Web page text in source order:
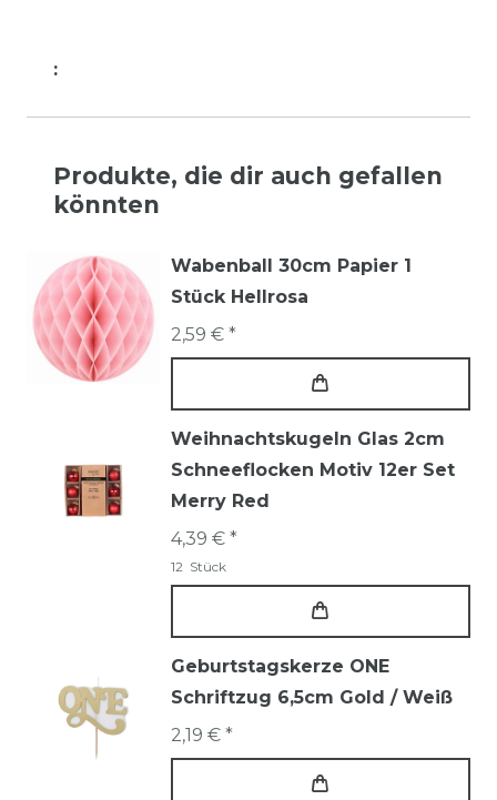
:
Produkte, die dir auch gefallen
könnten
Wabenball 30cm Papier 1
Stück Hellrosa
2,59 € *
Weihnachtskugeln Glas 2cm
Schneeflocken Motiv 12er Set
Merry Red
4,39 € *
12 Stück
Geburtstagskerze ONE
Schriftzug 6,5cm Gold / Weiß
2,19 € *